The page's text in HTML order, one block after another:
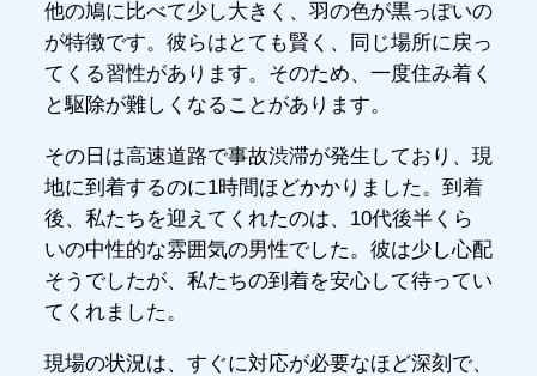
他の鳩に比べて少し大きく、羽の色が黒っぽいの
が特徴です。彼らはとても賢く、同じ場所に戻っ
てくる習性があります。そのため、一度住み着く
と駆除が難しくなることがあります。
その日は高速道路で事故渋滞が発生しており、現
地に到着するのに1時間ほどかかりました。到着
後、私たちを迎えてくれたのは、10代後半くら
いの中性的な雰囲気の男性でした。彼は少し心配
そうでしたが、私たちの到着を安心して待ってい
てくれました。
現場の状況は、すぐに対応が必要なほど深刻で、